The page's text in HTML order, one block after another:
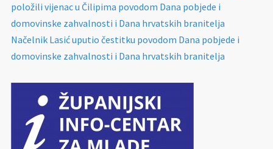
položili vijenac u Čilipima povodom Dana pobjede i
domovinske zahvalnosti i Dana hrvatskih branitelja
Načelnik Lasić uputio čestitku povodom Dana pobjede i
domovinske zahvalnosti i Dana hrvatskih branitelja